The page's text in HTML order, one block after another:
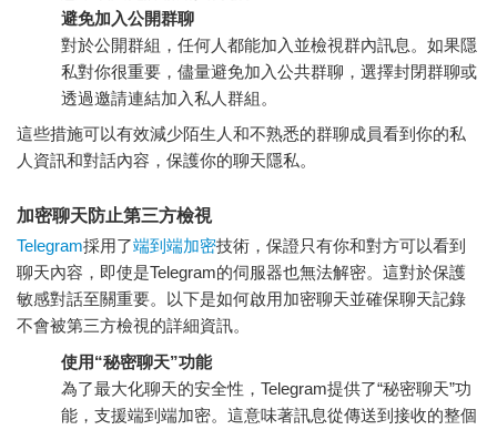
避免加入公開群聊
對於公開群組，任何人都能加入並檢視群內訊息。如果隱
私對你很重要，儘量避免加入公共群聊，選擇封閉群聊或
透過邀請連結加入私人群組。
這些措施可以有效減少陌生人和不熟悉的群聊成員看到你的私
人資訊和對話內容，保護你的聊天隱私。
加密聊天防止第三方檢視
Telegram採用了端到端加密技術，保證只有你和對方可以看到
聊天內容，即使是Telegram的伺服器也無法解密。這對於保護
敏感對話至關重要。以下是如何啟用加密聊天並確保聊天記錄
不會被第三方檢視的詳細資訊。
使用“秘密聊天”功能
為了最大化聊天的安全性，Telegram提供了“秘密聊天”功
能，支援端到端加密。這意味著訊息從傳送到接收的整個